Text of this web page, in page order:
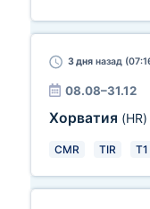
3 дня назад
08.08–31.12
Хорватия (HR)
CMR TIR T1